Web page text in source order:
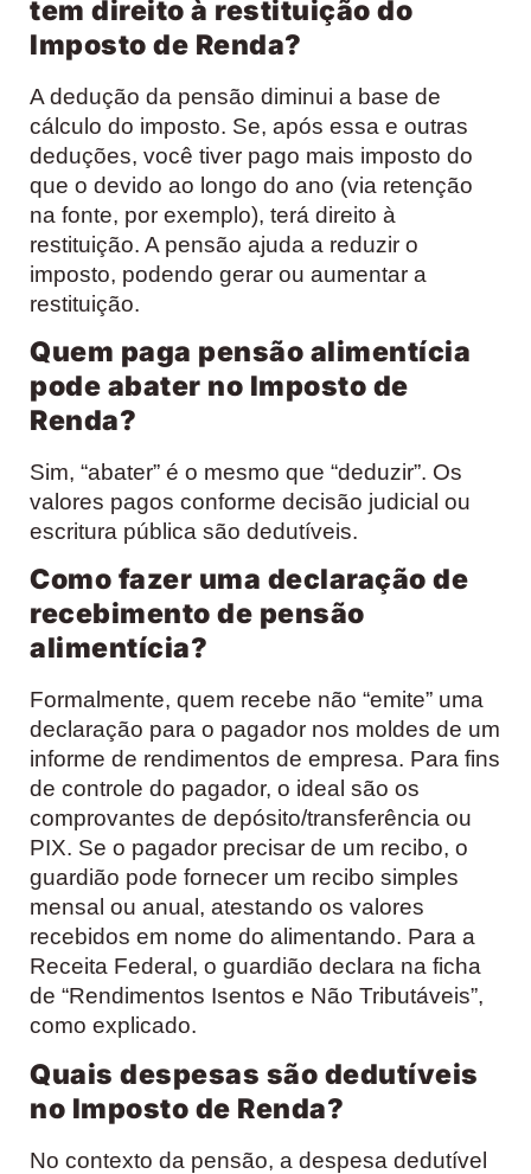
tem direito à restituição do
Imposto de Renda?
A dedução da pensão diminui a base de
cálculo do imposto. Se, após essa e outras
deduções, você tiver pago mais imposto do
que o devido ao longo do ano (via retenção
na fonte, por exemplo), terá direito à
restituição. A pensão ajuda a reduzir o
imposto, podendo gerar ou aumentar a
restituição.
Quem paga pensão alimentícia
pode abater no Imposto de
Renda?
Sim, “abater” é o mesmo que “deduzir”. Os
valores pagos conforme decisão judicial ou
escritura pública são dedutíveis.
Como fazer uma declaração de
recebimento de pensão
alimentícia?
Formalmente, quem recebe não “emite” uma
declaração para o pagador nos moldes de um
informe de rendimentos de empresa. Para fins
de controle do pagador, o ideal são os
comprovantes de depósito/transferência ou
PIX. Se o pagador precisar de um recibo, o
guardião pode fornecer um recibo simples
mensal ou anual, atestando os valores
recebidos em nome do alimentando. Para a
Receita Federal, o guardião declara na ficha
de “Rendimentos Isentos e Não Tributáveis”,
como explicado.
Quais despesas são dedutíveis
no Imposto de Renda?
No contexto da pensão, a despesa dedutível